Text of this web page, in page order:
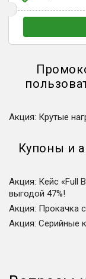
Акция: Крутые
Купоны и
Акция: Кейс «Full
выгодой 47%!
Акция: Прокачка
Акция: Серийные